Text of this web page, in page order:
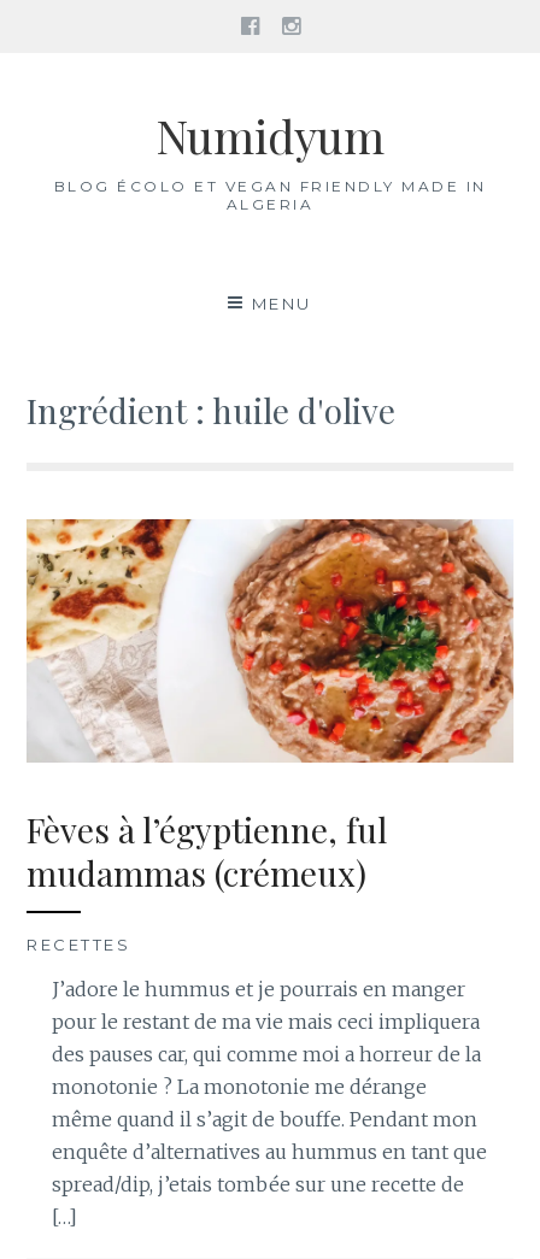
FacebookInstagram
Numidyum
BLOG ÉCOLO ET VEGAN FRIENDLY MADE IN
ALGERIA
MENU
Ingrédient : huile d'olive
Fèves à l’égyptienne, ful
mudammas (crémeux)
RECETTES
J’adore le hummus et je pourrais en manger
pour le restant de ma vie mais ceci impliquera
des pauses car, qui comme moi a horreur de la
monotonie ? La monotonie me dérange
même quand il s’agit de bouffe. Pendant mon
enquête d’alternatives au hummus en tant que
spread/dip, j’etais tombée sur une recette de
[…]